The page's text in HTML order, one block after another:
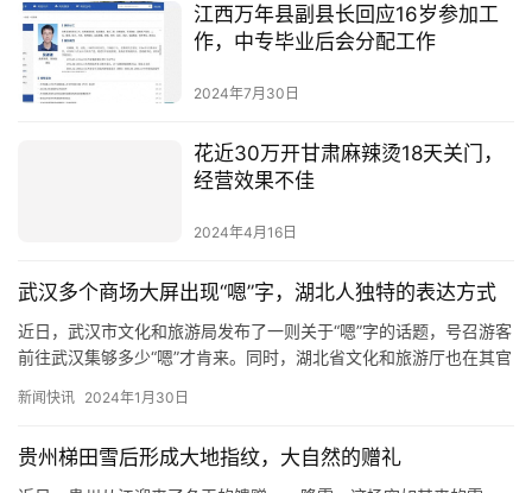
江西万年县副县长回应16岁参加工
作，中专毕业后会分配工作
2024年7月30日
花近30万开甘肃麻辣烫18天关门，
经营效果不佳
2024年4月16日
武汉多个商场大屏出现“嗯”字，湖北人独特的表达方式
近日，武汉市文化和旅游局发布了一则关于“嗯”字的话题，号召游客
前往武汉集够多少“嗯”才肯来。同时，湖北省文化和旅游厅也在其官
新闻快讯 2024年1月30日
贵州梯田雪后形成大地指纹，大自然的赠礼